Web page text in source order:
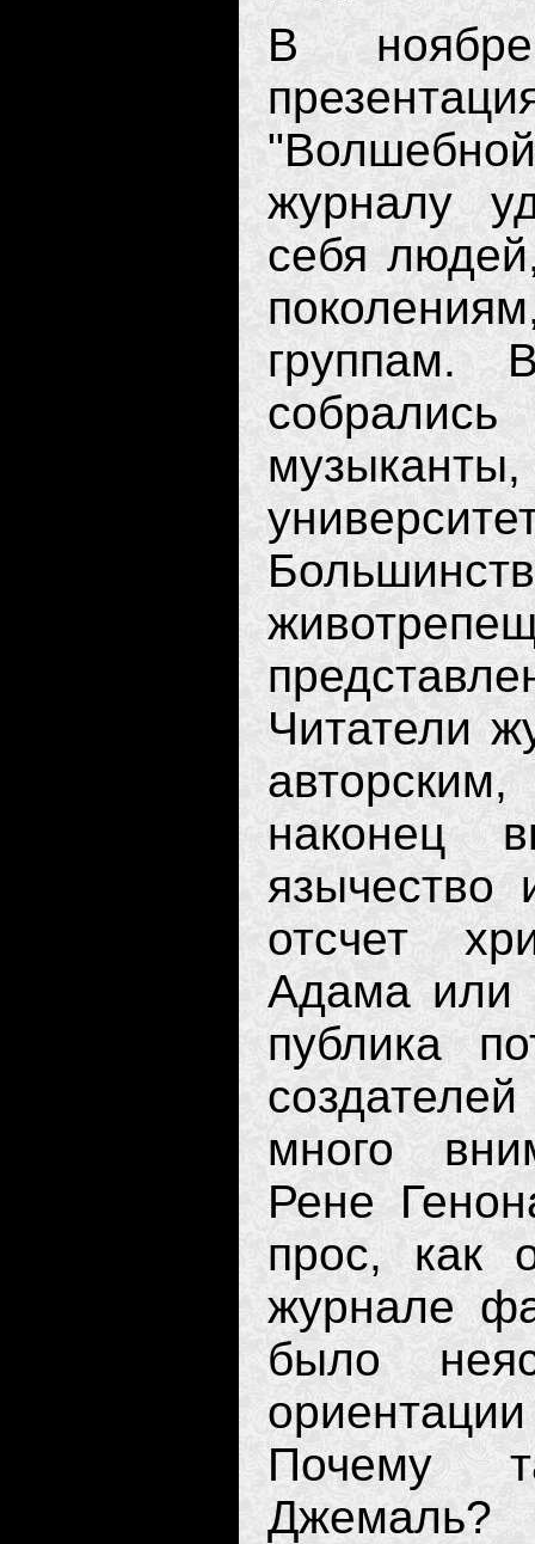
В
журналу
себя
группам.
Читатели
наконец
язычество
отсчет
Адама или
публика
много
Рене
прос, как
журнале
было
Почему
Джемаль?